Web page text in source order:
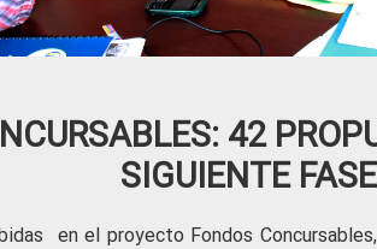
42
SIGUIENTE FASE
en el proyecto Fondos